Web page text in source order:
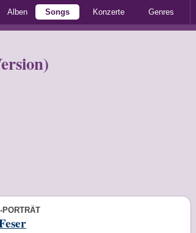
Alben Songs Konzerte Genres
PORTRÄT